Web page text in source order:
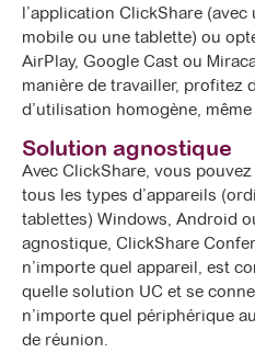
l’application ClickShare
mobile ou une tablette) ou
AirPlay, Google Cast ou
manière de travailler, profitez
d’utilisation homogène, même
Solution agnostique
Avec ClickShare, vous
tous les types d’appareils
tablettes) Windows, Android
agnostique, ClickShare
n’importe quel appareil, est
quelle solution UC et se
n’importe quel périphérique
de réunion.